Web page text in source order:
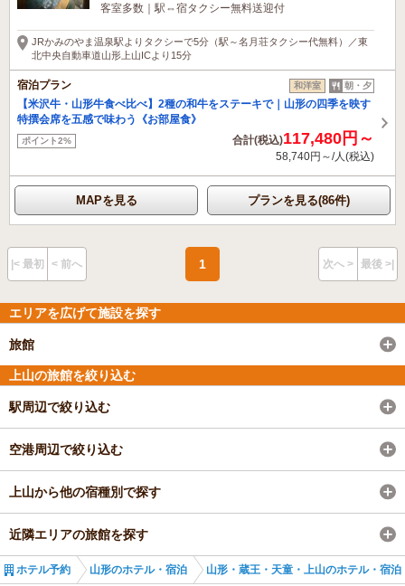
客室多数｜駅⇔宿タクシー無料送迎付
JRかみのやま温泉駅よりタクシーで5分（駅～名月荘タクシー代無料）／東
北中央自動車道山形上山ICより15分
宿泊プラン 和洋室 朝・夕
【米沢牛・山形牛食べ比べ】2種の和牛をステーキで｜山形の四季を映す
特撰会席を五感で味わう《お部屋食》
ポイント2% 合計(税込)117,480円～
58,740円～/人(税込)
MAPを見る プランを見る(86件)
|< 最初 < 前へ 1 次へ > 最後 >|
エリアを広げて施設を探す
旅館
上山の旅館を絞り込む
駅周辺で絞り込む
空港周辺で絞り込む
上山から他の宿種別で探す
近隣エリアの旅館を探す
ホテル予約 山形のホテル・宿泊 山形・蔵王・天童・上山のホテル・宿泊